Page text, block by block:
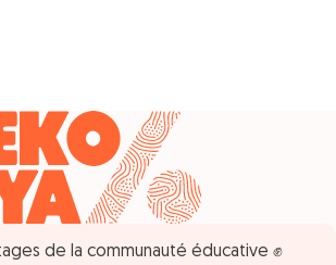
de la communauté éducative ✊